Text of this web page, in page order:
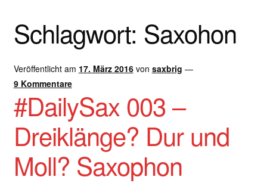
Aktuelle Blog Artikel
ANMELDUNG
Dankeschön – Impro Basic Downloads (Youtube)
Datenschutz
Disclaimer
Schlagwort: Saxohon
Veröffentlicht am 17. März 2016 von saxbrig —
9 Kommentare
#DailySax 003 –
Dreiklänge? Dur und
Moll? Saxophon